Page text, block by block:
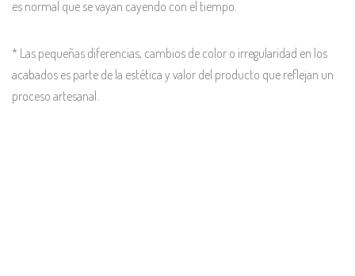
es normal que se vayan cayendo con el tiempo.
* Las pequeñas diferencias, cambios de color o irregularidad en los
acabados es parte de la estética y valor del producto que reflejan un
proceso artesanal.